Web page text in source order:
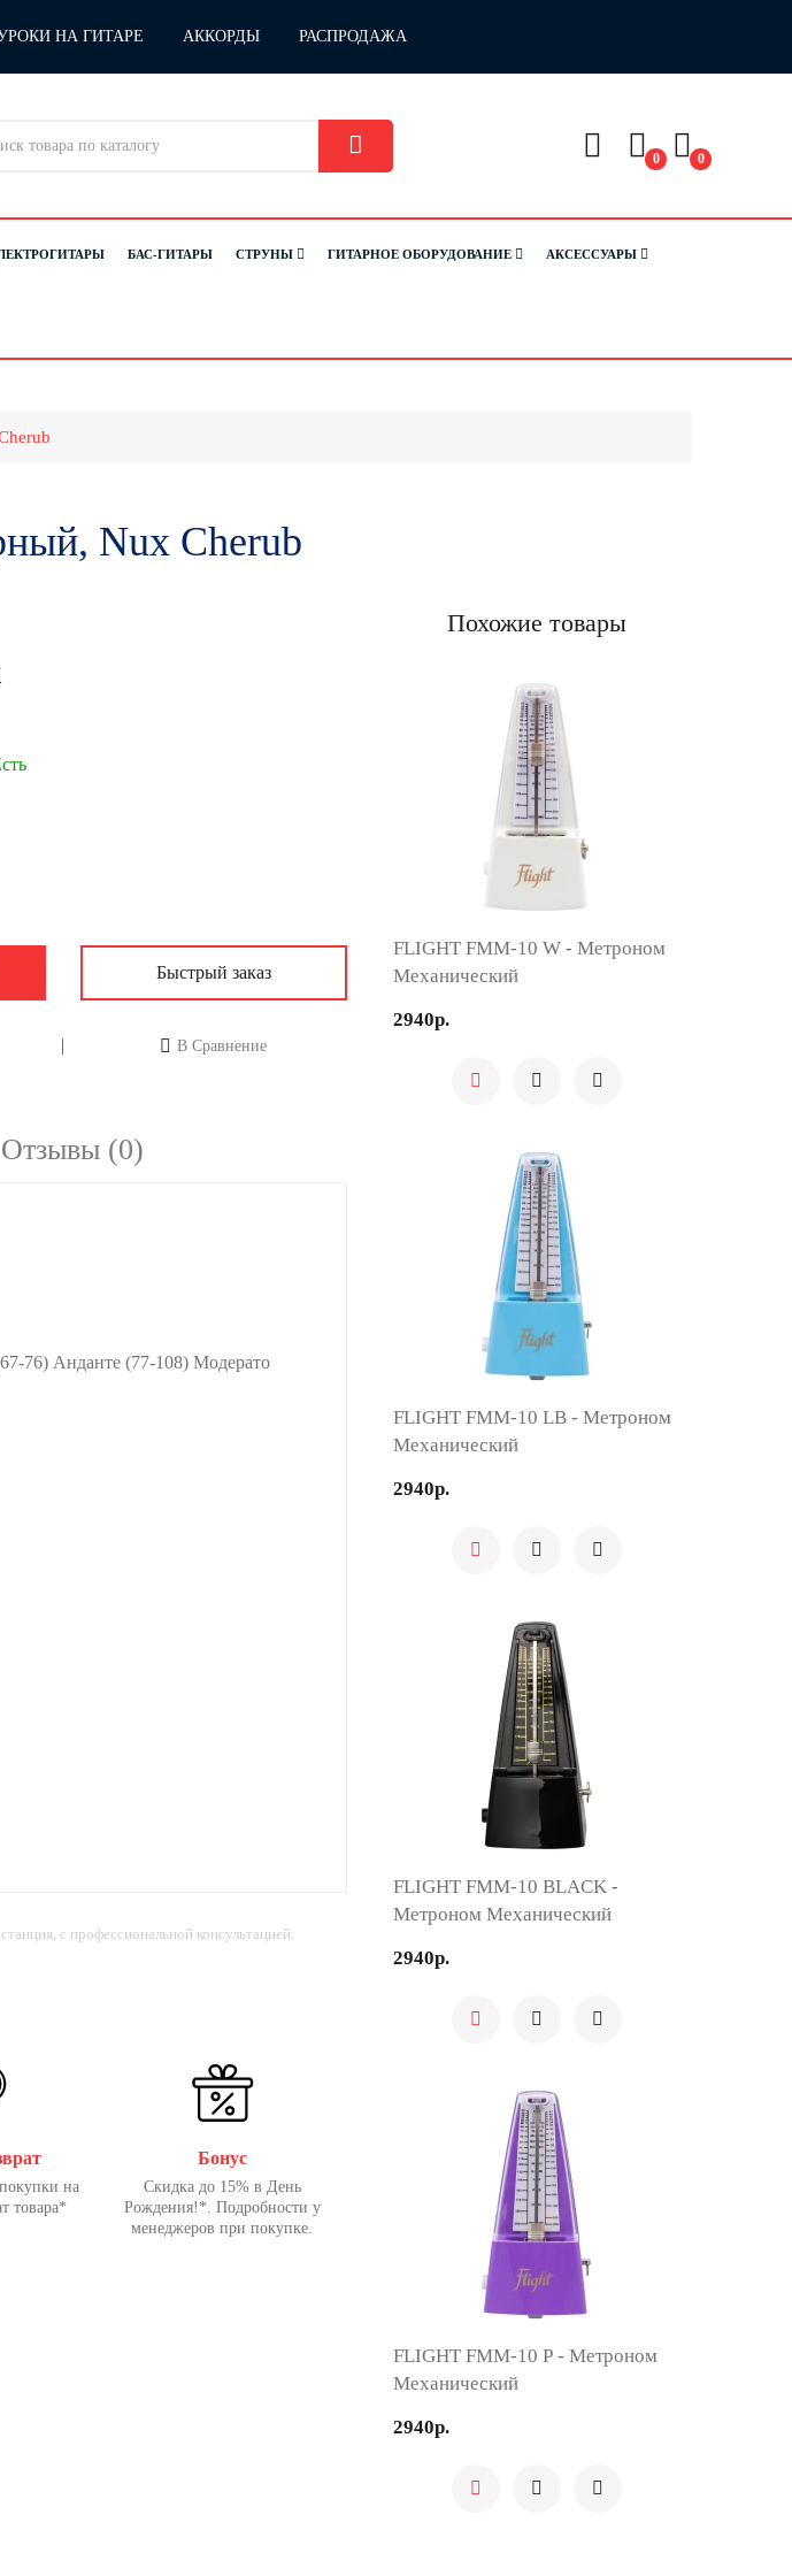
НА ГИТАРЕ АККОРДЫ РАСПРОДАЖА
0 0
БАС-ГИТАРЫ СТРУНЫ ГИТАРНОЕ ОБОРУДОВАНИЕ АКСЕССУАРЫ
Nux Cherub
Быстрый заказ
В Сравнение
Отзывы (0)
76) Анданте (77-108) Модерато
с профессиональной консультацией.
на
товара*
Бонус
Скидка до 15% в День
Рождения!*. Подробности у
менеджеров при покупке.
Похожие товары
FLIGHT FMM-10 W - Метроном
Механический
2940р.
FLIGHT FMM-10 LB - Метроном
Механический
2940р.
FLIGHT FMM-10 BLACK -
Метроном Механический
2940р.
FLIGHT FMM-10 P - Метроном
Механический
2940р.